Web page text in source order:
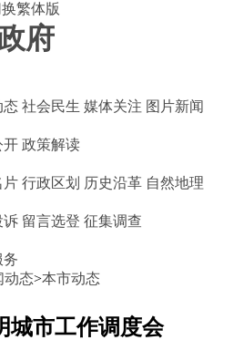
繁体版
态 社会民生 媒体关注 图片新闻
开 政策解读
片 行政区划 历史沿革 自然地理
诉 留言选登 征集调查
务
动态>本市动态
城市工作调度会